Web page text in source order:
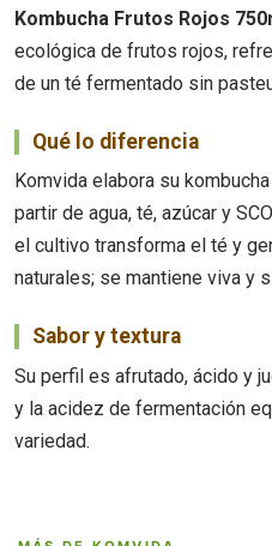
Kombucha Frutos Rojos
ecológica de frutos rojos,
de un té fermentado sin
Qué lo diferencia
Komvida elabora su
partir de agua, té, azúcar y
el cultivo transforma el té y
naturales; se mantiene viva y
Sabor y textura
Su perfil es afrutado, ácido y
y la acidez de fermentación
variedad.